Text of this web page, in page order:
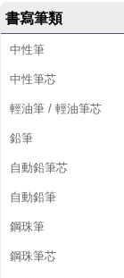
書寫筆類
中性筆
中性筆芯
輕油筆 / 輕油筆芯
鉛筆
自動鉛筆芯
自動鉛筆
鋼珠筆
鋼珠筆芯